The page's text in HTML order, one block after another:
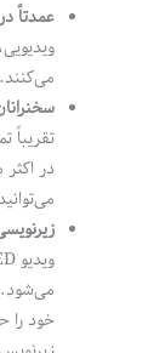
عمدتاً
می‌کنند.
در
می‌شود.
خود را